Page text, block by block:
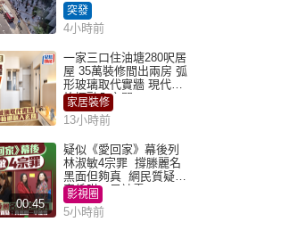
突發
4小時前
一家三口住油塘280呎居
屋 35萬裝修間出兩房 弧
形玻璃取代實牆 現代神
枱櫃融入玄關
家居裝修
13小時前
00:45
疑似《愛回家》幕後列
林淑敏4宗罪 撐滕麗名
黑面但夠真 網民質疑：
真係咁一早被雪
影視圈
5小時前